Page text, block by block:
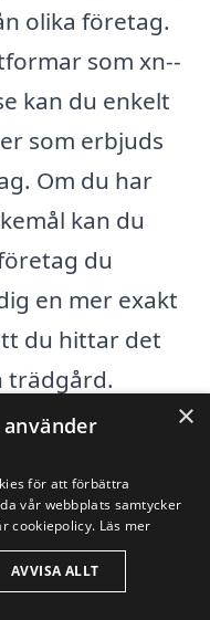
olika företag.
som xn--
kan du enkelt
som erbjuds
Om du har
kan du
du
en mer exakt
du hittar det
trädgård.
och utan
×
för att förbättra
vår webbplats samtycker
cookiepolicy. Läs mer
AVVISA ALLT